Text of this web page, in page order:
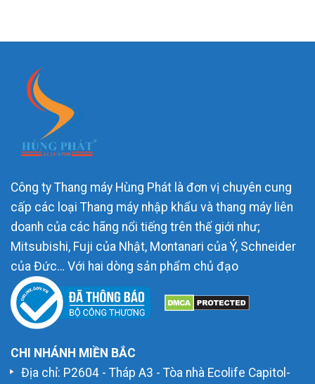
Công ty Thang máy Hùng Phát là đơn vị chuyên cung
cấp các loại Thang máy nhập khẩu và thang máy liên
doanh của các hãng nổi tiếng trên thế giới như;
Mitsubishi, Fuji của Nhật, Montanari của Ý, Schneider
của Đức… Với hai dòng sản phẩm chủ đạo
CHI NHÁNH MIỀN BẮC
Địa chỉ: P2604 - Tháp A3 - Tòa nhà Ecolife Capitol-